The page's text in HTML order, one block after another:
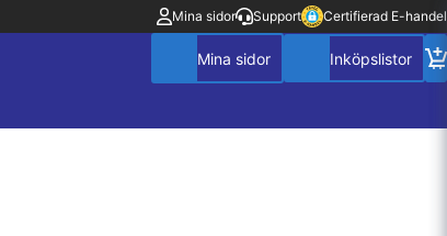
Mina sidor Support Certifierad E-handel